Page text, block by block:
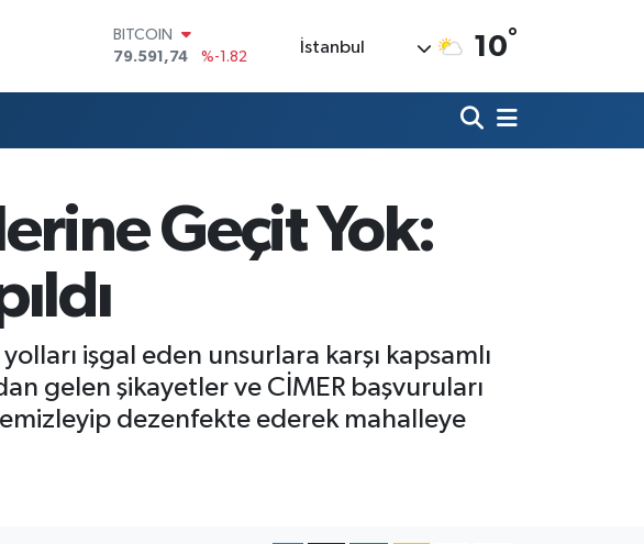
DOLAR
45,43620
%0.02
61,60380
%0.18
BİST100
14.598,00
%0
İstanbul 10°
Geçit Yok:
işgal eden unsurlara karşı kapsamlı
gelen şikayetler ve CİMER başvuruları
dezenfekte ederek mahalleye